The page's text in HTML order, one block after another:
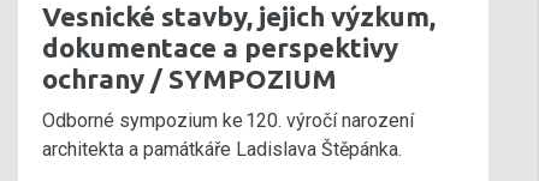
Vesnické stavby, jejich výzkum,
dokumentace a perspektivy
ochrany / SYMPOZIUM
Odborné sympozium ke 120. výročí narození
architekta a památkáře Ladislava Štěpánka.